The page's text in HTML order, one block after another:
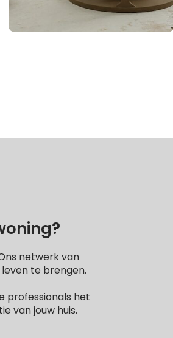
netwerk van
te brengen.
professionals het
van jouw huis.